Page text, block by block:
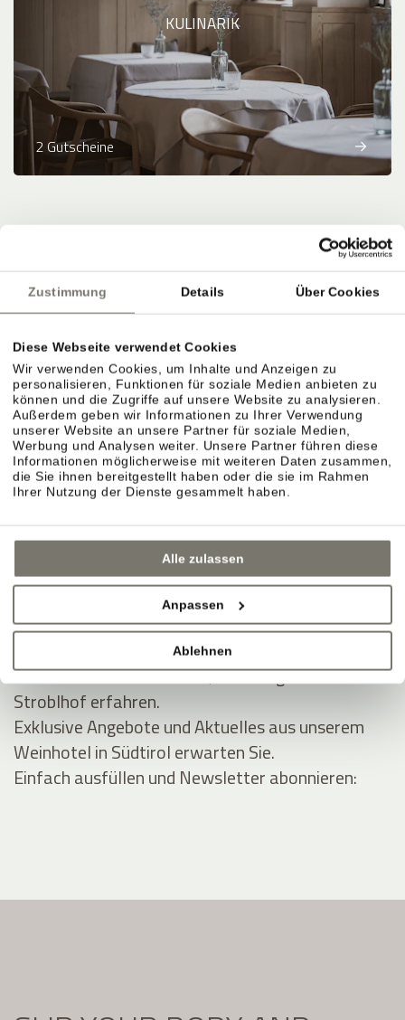
Zustimmung Details Über Cookies
Diese Webseite verwendet Cookies
Wir verwenden Cookies, um Inhalte und Anzeigen zu
personalisieren, Funktionen für soziale Medien anbieten zu
können und die Zugriffe auf unsere Website zu analysieren.
Außerdem geben wir Informationen zu Ihrer Verwendung
unserer Website an unsere Partner für soziale Medien,
Werbung und Analysen weiter. Unsere Partner führen diese
Informationen möglicherweise mit weiteren Daten zusammen,
die Sie ihnen bereitgestellt haben oder die sie im Rahmen
Ihrer Nutzung der Dienste gesammelt haben.
Alle zulassen
Anpassen
Ablehnen
KULINARIK
2 Gutscheine
Zahlungsmethoden:
Banküberweisung
powered by
Kauf widerrufen
Informationen zum Widerrufsrecht hier
JOIN THE COMMUNITY
Seien Sie unter den Ersten, die Neuigkeiten vom
Stroblhof erfahren.
Exklusive Angebote und Aktuelles aus unserem
Weinhotel in Südtirol erwarten Sie.
Einfach ausfüllen und Newsletter abonnieren: